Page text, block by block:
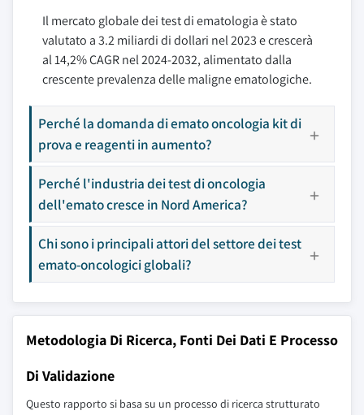
Il mercato globale dei test di ematologia è stato
valutato a 3.2 miliardi di dollari nel 2023 e crescerà
al 14,2% CAGR nel 2024-2032, alimentato dalla
crescente prevalenza delle maligne ematologiche.
Perché la domanda di emato oncologia kit di
prova e reagenti in aumento?
Perché l'industria dei test di oncologia
dell'emato cresce in Nord America?
Chi sono i principali attori del settore dei test
emato-oncologici globali?
Metodologia Di Ricerca, Fonti Dei Dati E Processo
Di Validazione
Questo rapporto si basa su un processo di ricerca strutturato